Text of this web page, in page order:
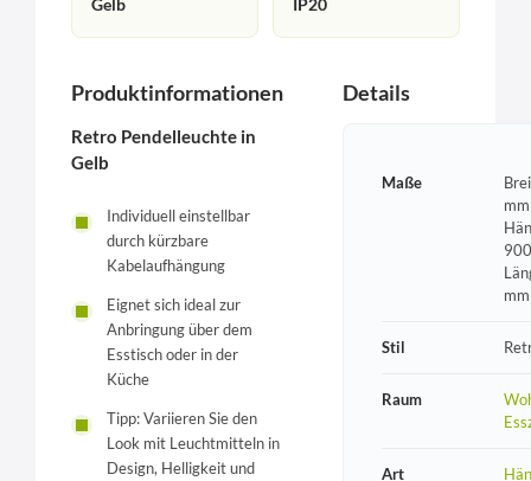
Gelb IP20
Produktinformationen
Retro Pendelleuchte in
Gelb
Individuell einstellbar
durch kürzbare
Kabelaufhängung
Eignet sich ideal zur
Anbringung über dem
Esstisch oder in der
Küche
Tipp: Variieren Sie den
Look mit Leuchtmitteln in
Design, Helligkeit und
Details
Maße
mm
Stil
Raum
Art